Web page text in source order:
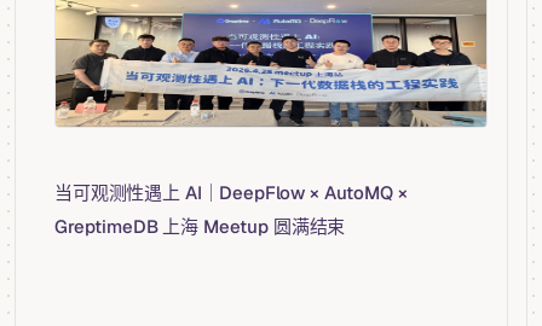
当可观测性遇上 AI｜DeepFlow × AutoMQ ×
GreptimeDB 上海 Meetup 圆满结束